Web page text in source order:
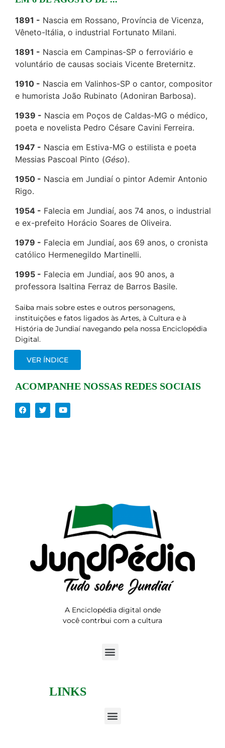
1891
Nascia em Rossano, Província de Vicenza,
Vêneto-Itália, o industrial Fortunato Milani.
1891
Nascia em Campinas-SP o ferroviário e
voluntário de causas sociais Vicente Breternitz.
1910
Nascia em Valinhos-SP o cantor, compositor
e humorista João Rubinato (Adoniran Barbosa).
1939
Nascia em Poços de Caldas-MG o médico,
poeta e novelista Pedro Césare Cavini Ferreira.
1947
Nascia em Estiva-MG o estilista e poeta
Messias Pascoal Pinto (Géso).
1950
Nascia em Jundiaí o pintor Ademir Antonio
Rigo.
1954
Falecia em Jundiaí, aos 74 anos, o industrial
e ex-prefeito Horácio Soares de Oliveira.
1979
Falecia em Jundiaí, aos 69 anos, o cronista
católico Hermenegildo Martinelli.
1995
Falecia em Jundiaí, aos 90 anos, a
professora Isaltina Ferraz de Barros Basile.
Saiba mais sobre estes e outros personagens,
instituições e fatos ligados às Artes, à Cultura e à
História de Jundiaí navegando pela nossa Enciclopédia
Digital.
VER ÍNDICE
ACOMPANHE NOSSAS REDES SOCIAIS
A Enciclopédia digital onde
você contrbui com a cultura
LINKS